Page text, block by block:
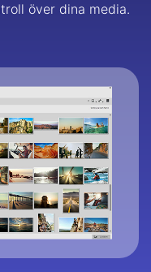
över dina media.